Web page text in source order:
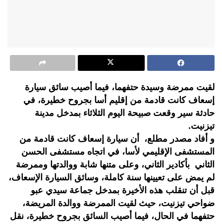
لقيت ممرضة وسيدة حتفهما، فيما أصيب سائق سيارة
إسعاف كانت قادمة من إقليم أسا بجروح خطيرة، في
حادثة سير وقعت صبيحة اليوم الثلاثاء بمدخل مدينة
تيزنيت.
و أفاد مصدر مطلع، أن سيارة إسعاف كانت قادمة من
المستشفى الإقليمي لأسا، في اتجاه مستشفى الحسن
الثاني بأكادير الثاني، وعلى متنها شابة ووالدتها وممرضة
لم يمض على تعيينها سنة كاملة، وسائق السيارة الإسعاف،
قبل أن تنقلب هذه الأخيرة بمدخل جماعة سيدي عبو
ضواحي تيزنيت، حيث لقيت الممرضة ووالدة المريضة،
حتفهما في الحال، فيما أصيب السائق بجروح خطيرة، نقل